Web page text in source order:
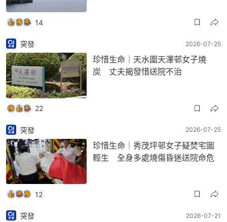
14
突發 2026-07-25
珍惜生命｜天水圍天澤邨女子燒
炭 丈夫揭發惜送院不治
22
突發 2026-07-25
珍惜生命｜秀茂坪邨女子疑焚宅圖
輕生 全身多處燒傷昏迷送院命危
12
突發 2026-07-21